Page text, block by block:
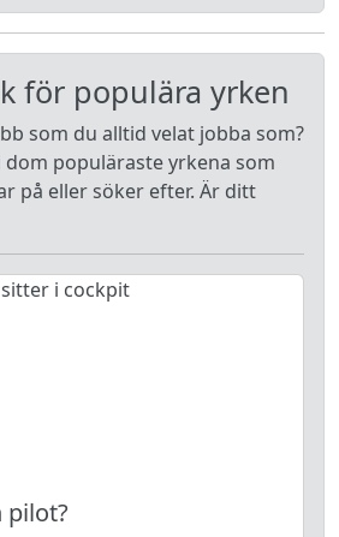
för populära yrken
som du alltid velat jobba som?
populäraste yrkena som
på eller söker efter. Är ditt
pilot?